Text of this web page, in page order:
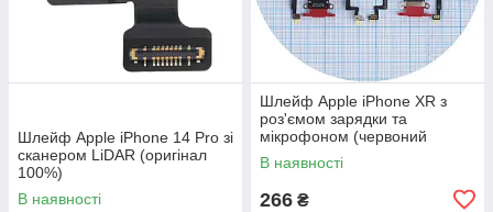
Шлейф Apple iPhone 14 Pro зі
сканером LiDAR (оригінал
100%)
В наявності
Шлейф Apple iPhone XR з
роз'ємом зарядки та
мікрофоном (червоний
оригінал Китай)
В наявності
266 ₴